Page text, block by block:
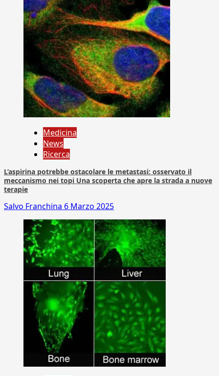
Medicina
News
Ricerca
L’aspirina potrebbe ostacolare le metastasi: osservato il
meccanismo nei topi Una scoperta che apre la strada a nuove
terapie
Salvo Franchina 6 Marzo 2025